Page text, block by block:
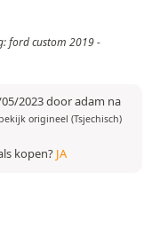
ford custom 2019 -
2023 door adam na
bekijk origineel (Tsjechisch)
kopen? JA